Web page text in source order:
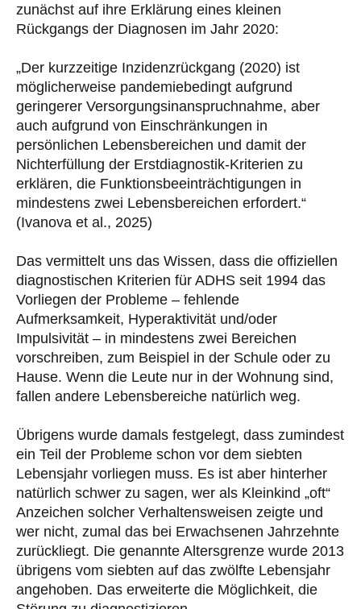
zunächst auf ihre Erklärung eines kleinen
Rückgangs der Diagnosen im Jahr 2020:
„Der kurzzeitige Inzidenzrückgang (2020) ist
möglicherweise pandemiebedingt aufgrund
geringerer Versorgungsinanspruchnahme, aber
auch aufgrund von Einschränkungen in
persönlichen Lebensbereichen und damit der
Nichterfüllung der Erstdiagnostik-Kriterien zu
erklären, die Funktionsbeeinträchtigungen in
mindestens zwei Lebensbereichen erfordert.“
(Ivanova et al., 2025)
Das vermittelt uns das Wissen, dass die offiziellen
diagnostischen Kriterien für ADHS seit 1994 das
Vorliegen der Probleme – fehlende
Aufmerksamkeit, Hyperaktivität und/oder
Impulsivität – in mindestens zwei Bereichen
vorschreiben, zum Beispiel in der Schule oder zu
Hause. Wenn die Leute nur in der Wohnung sind,
fallen andere Lebensbereiche natürlich weg.
Übrigens wurde damals festgelegt, dass zumindest
ein Teil der Probleme schon vor dem siebten
Lebensjahr vorliegen muss. Es ist aber hinterher
natürlich schwer zu sagen, wer als Kleinkind „oft“
Anzeichen solcher Verhaltensweisen zeigte und
wer nicht, zumal das bei Erwachsenen Jahrzehnte
zurückliegt. Die genannte Altersgrenze wurde 2013
übrigens vom siebten auf das zwölfte Lebensjahr
angehoben. Das erweiterte die Möglichkeit, die